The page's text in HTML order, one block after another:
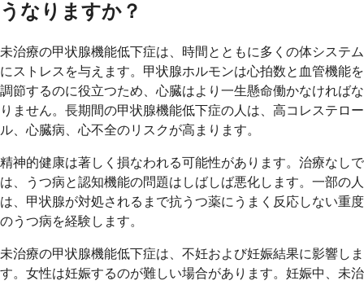
うなりますか？
未治療の甲状腺機能低下症は、時間とともに多くの体システム
にストレスを与えます。甲状腺ホルモンは心拍数と血管機能を
調節するのに役立つため、心臓はより一生懸命働かなければな
りません。長期間の甲状腺機能低下症の人は、高コレステロー
ル、心臓病、心不全のリスクが高まります。
精神的健康は著しく損なわれる可能性があります。治療なしで
は、うつ病と認知機能の問題はしばしば悪化します。一部の人
は、甲状腺が対処されるまで抗うつ薬にうまく反応しない重度
のうつ病を経験します。
未治療の甲状腺機能低下症は、不妊および妊娠結果に影響しま
す。女性は妊娠するのが難しい場合があります。妊娠中、未治